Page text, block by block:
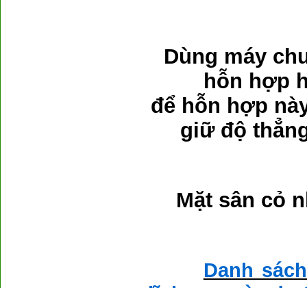
Dùng máy
hỗn hợp
để hỗn hợp
giữ độ
Mặt sân cỏ
Danh